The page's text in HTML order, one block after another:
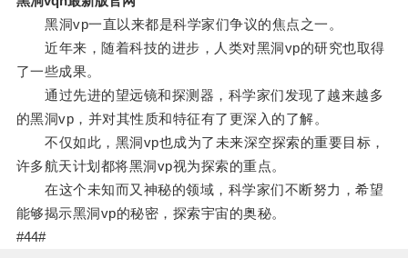
黑洞vp一直以来都是科学家们争议的焦点之一。
近年来，随着科技的进步，人类对黑洞vp的研究也取得
了一些成果。
通过先进的望远镜和探测器，科学家们发现了越来越多
的黑洞vp，并对其性质和特征有了更深入的了解。
不仅如此，黑洞vp也成为了未来深空探索的重要目标，
许多航天计划都将黑洞vp视为探索的重点。
在这个未知而又神秘的领域，科学家们不断努力，希望
能够揭示黑洞vp的秘密，探索宇宙的奥秘。
#44#